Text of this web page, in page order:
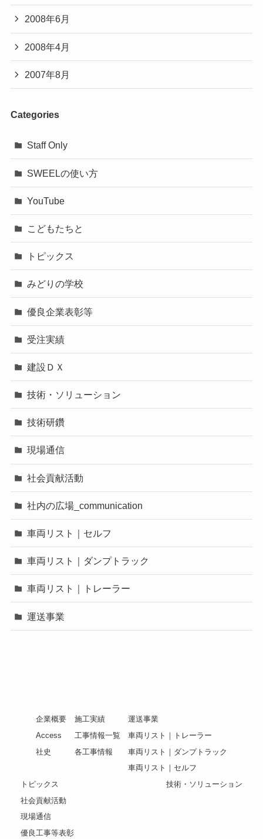
2008年6月
2008年4月
2007年8月
Categories
Staff Only
SWEELの使い方
YouTube
こどもたちと
トピックス
みどりの学校
優良企業表彰等
受注実績
建設ＤＸ
技術・ソリューション
技術研鑽
現場通信
社会貢献活動
社内の広場_communication
車両リスト｜セルフ
車両リスト｜ダンプトラック
車両リスト｜トレーラー
運送事業
企業概要
Access
社史
施工実績
工事情報一覧
各工事情報
運送事業
車両リスト｜トレーラー
車両リスト｜ダンプトラック
車両リスト｜セルフ
トピックス
社会貢献活動
現場通信
優良工事等表彰
技術・ソリューション